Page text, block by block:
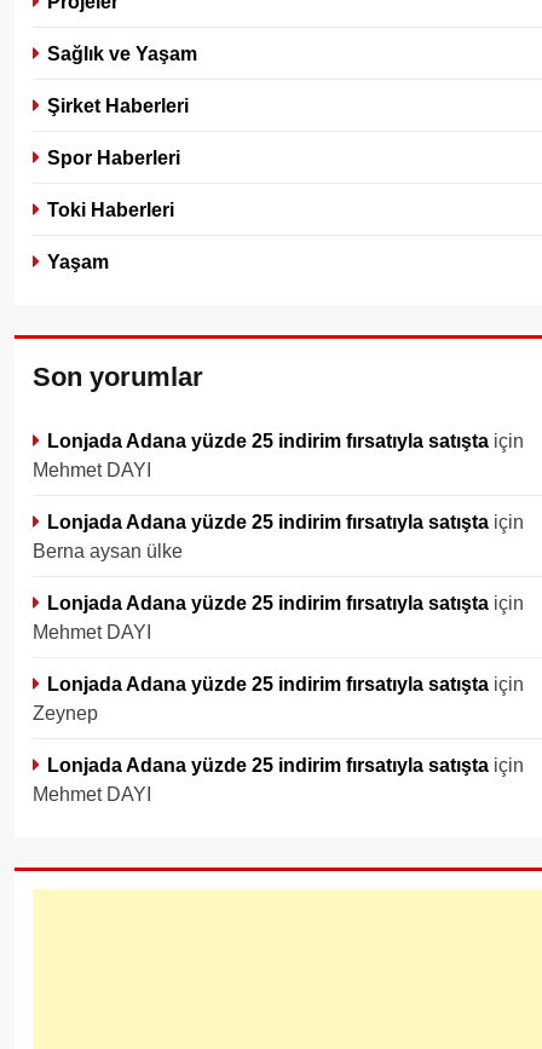
Sağlık ve Yaşam
Şirket Haberleri
Spor Haberleri
Toki Haberleri
Yaşam
Son yorumlar
Lonjada Adana yüzde 25 indirim fırsatıyla satışta için
Mehmet DAYI
Lonjada Adana yüzde 25 indirim fırsatıyla satışta için
Berna aysan ülke
Lonjada Adana yüzde 25 indirim fırsatıyla satışta için
Mehmet DAYI
Lonjada Adana yüzde 25 indirim fırsatıyla satışta için
Zeynep
Lonjada Adana yüzde 25 indirim fırsatıyla satışta için
Mehmet DAYI